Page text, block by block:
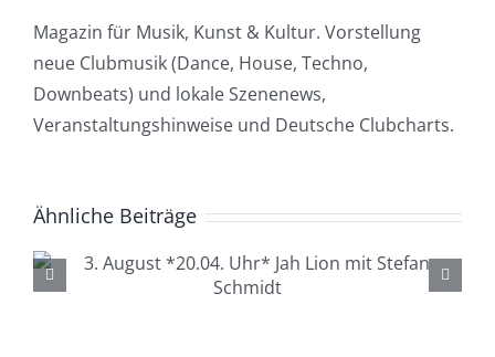
Magazin für Musik, Kunst & Kultur. Vorstellung
neue Clubmusik (Dance, House, Techno,
Downbeats) und lokale Szenenews,
Veranstaltungshinweise und Deutsche Clubcharts.
Ähnliche Beiträge
4. August *20.04. Uhr*
Lüdenscheid Live mit Ingo